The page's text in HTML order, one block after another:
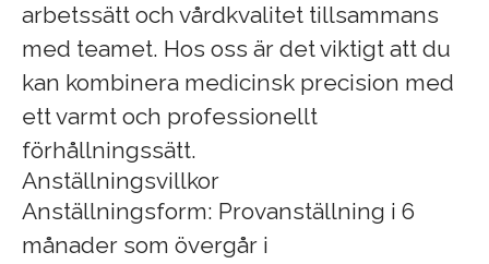
arbetssätt och vårdkvalitet tillsammans
med teamet. Hos oss är det viktigt att du
kan kombinera medicinsk precision med
ett varmt och professionellt
förhållningssätt.
Anställningsvillkor
Anställningsform: Provanställning i 6
månader som övergår i